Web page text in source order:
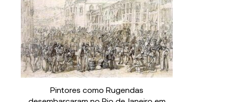
Pintores como Rugendas